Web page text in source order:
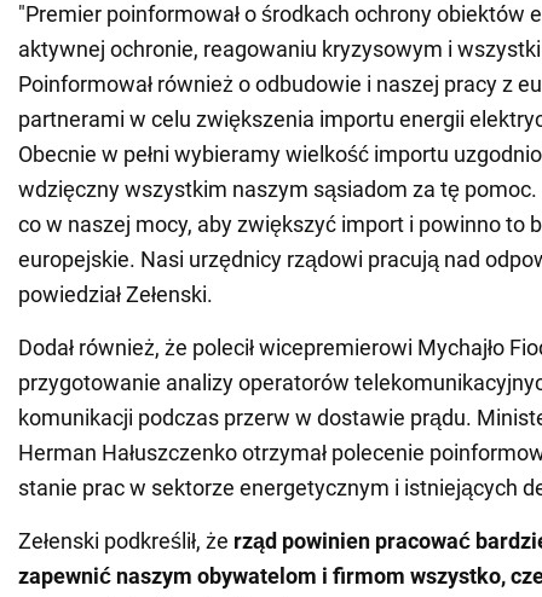
"Premier poinformował o środkach ochrony obiektów
aktywnej ochronie, reagowaniu kryzysowym i
Poinformował również o odbudowie i naszej pracy z
partnerami w celu zwiększenia importu energii
Obecnie w pełni wybieramy wielkość importu
wdzięczny wszystkim naszym sąsiadom za tę
co w naszej mocy, aby zwiększyć import i powinno to
europejskie. Nasi urzędnicy rządowi pracują nad
powiedział Zełenski.
Dodał również, że polecił wicepremierowi Mychajło
przygotowanie analizy operatorów
komunikacji podczas przerw w dostawie prądu.
Herman Hałuszczenko otrzymał polecenie
stanie prac w sektorze energetycznym i istniejących
Zełenski podkreślił, że rząd powinien pracować
zapewnić naszym obywatelom i firmom wszystko,